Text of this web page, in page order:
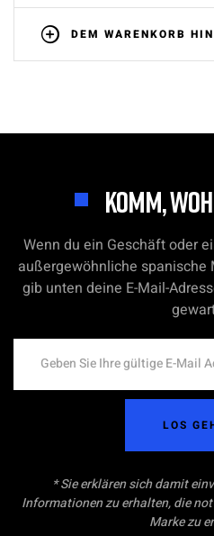
DEM WARENKORB
KOMM,
Wenn du ein Geschäft oder
außergewöhnliche
gib unten deine E-Mail-
LOS
* Sie erklären sich damit
Informationen zu erhalten, die
Marke zu